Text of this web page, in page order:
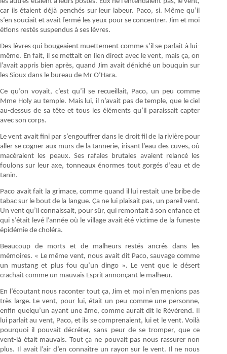
car ils étaient déjà penchés sur leur labeur. Paco, si. Même qu’il
s’en souciait et avait fermé les yeux pour se concentrer. Jim et moi
étions restés suspendus à ses lèvres.
Des lèvres qui bougeaient muettement comme s’il se parlait à lui-
même. En fait, il se mettait en lien direct avec le vent, mais ça, on
l’avait appris bien après, quand Jim avait déniché un bouquin sur
les Sioux dans le bureau de Mr O’Hara.
Ce qu’on voyait, c’est qu’il se recueillait, Paco, un peu comme
Mme Holy au temple. Mais lui, il n’avait pas de temple, que le ciel
au-dessus de sa tête et tous les éléments qu’il paraissait capter
avec son corps.
Le vent avait fini par s’engouffrer dans le droit fil de la rivière pour
aller se cogner aux murs de la tannerie, irisant l’eau des cuves, où
macéraient les peaux. Ses rafales brutales avaient relancé les
foulons sur leur axe, tonneaux énormes tout gorgés d’eau et de
tanin.
Paco avait fait la grimace, comme quand il lui restait une bribe de
tabac sur le bout de la langue. Ça ne lui plaisait pas, un pareil vent.
Un vent qu’il connaissait, pour sûr, qui remontait à son enfance et
qui s’était levé l’année où le village avait été victime de la funeste
épidémie de choléra.
Beaucoup de morts et de malheurs restés ancrés dans les
mémoires. « Le même vent, nous avait dit Paco, sauvage comme
un mustang et plus fou qu’un dingo ». Le vent que le désert
crachait comme un mauvais Esprit annonçant le malheur.
En l’écoutant nous raconter tout ça, Jim et moi n’en menions pas
très large. Le vent, pour lui, était un peu comme une personne,
enfin quelqu’un ayant une âme, comme aurait dit le Révérend. Il
lui parlait au vent, Paco, et ils se comprenaient, lui et le vent. Voilà
pourquoi il pouvait décréter, sans peur de se tromper, que ce
vent-là était mauvais. Tout ça ne pouvait pas nous rassurer non
plus. Il avait l’air d’en connaître un rayon sur le vent. Il ne nous